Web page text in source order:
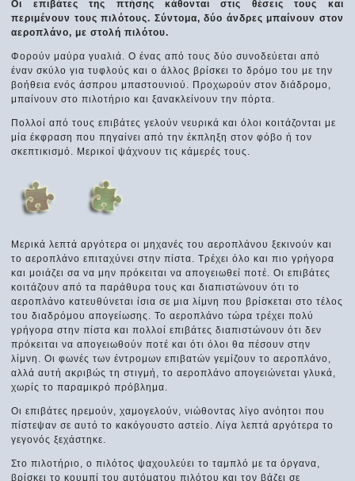
Οι επιβάτες της πτήσης κάθονται στις θέσεις τους και
περιμένουν τους πιλότους. Σύντομα, δύο άνδρες μπαίνουν στον
αεροπλάνο, με στολή πιλότου.
Φορούν μαύρα γυαλιά. Ο ένας από τους δύο συνοδεύεται από
έναν σκύλο για τυφλούς και ο άλλος βρίσκει το δρόμο του με την
βοήθεια ενός άσπρου μπαστουνιού. Προχωρούν στον διάδρομο,
μπαίνουν στο πιλοτήριο και ξανακλείνουν την πόρτα.
Πολλοί από τους επιβάτες γελούν νευρικά και όλοι κοιτάζονται με
μία έκφραση που πηγαίνει από την έκπληξη στον φόβο ή τον
σκεπτικισμό. Μερικοί ψάχνουν τις κάμερές τους.
Μερικά λεπτά αργότερα οι μηχανές του αεροπλάνου ξεκινούν και
το αεροπλάνο επιταχύνει στην πίστα. Τρέχει όλο και πιο γρήγορα
και μοιάζει σα να μην πρόκειται να απογειωθεί ποτέ. Οι επιβάτες
κοιτάζουν από τα παράθυρα τους και διαπιστώνουν ότι το
αεροπλάνο κατευθύνεται ίσια σε μια λίμνη που βρίσκεται στο τέλος
του διαδρόμου απογείωσης. Το αεροπλάνο τώρα τρέχει πολύ
γρήγορα στην πίστα και πολλοί επιβάτες διαπιστώνουν ότι δεν
πρόκειται να απογειωθούν ποτέ και ότι όλοι θα πέσουν στην
λίμνη. Οι φωνές των έντρομων επιβατών γεμίζουν το αεροπλάνο,
αλλά αυτή ακριβώς τη στιγμή, το αεροπλάνο απογειώνεται γλυκά,
χωρίς το παραμικρό πρόβλημα.
Οι επιβάτες ηρεμούν, χαμογελούν, νιώθοντας λίγο ανόητοι που
πίστεψαν σε αυτό το κακόγουστο αστείο. Λίγα λεπτά αργότερα το
γεγονός ξεχάστηκε.
Στο πιλοτήριο, ο πιλότος ψαχουλεύει το ταμπλό με τα όργανα,
βρίσκει το κουμπί του αυτόματου πιλότου και τον βάζει σε